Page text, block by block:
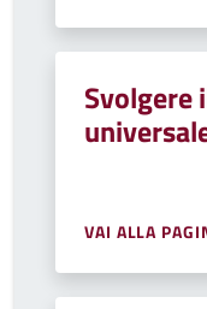
Svolgere
VAI ALLA